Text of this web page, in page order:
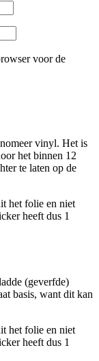
voor de
vinyl. Het is
het binnen 12
te laten op de
het folie en niet
heeft dus 1
(geverfde)
basis, want dit kan
het folie en niet
heeft dus 1